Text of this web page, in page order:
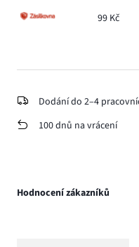
99 Kč
Dodání do 2–4
100 dnů na vrácení
Hodnocení zákazníků